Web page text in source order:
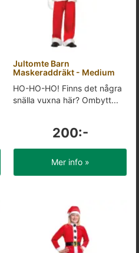
Jultomte Barn
Maskeraddräkt - Medium
HO-HO-HO! Finns det några
snälla vuxna här? Ombytt...
200:-
Mer info »